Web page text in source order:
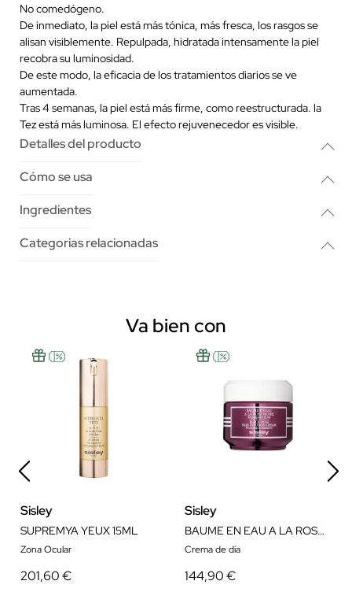
No comedógeno.
De inmediato, la piel está más tónica, más fresca, los rasgos se
alisan visiblemente. Repulpada, hidratada intensamente la piel
recobra su luminosidad.
De este modo, la eficacia de los tratamientos diarios se ve
aumentada.
Tras 4 semanas, la piel está más firme, como reestructurada. la
Tez está más luminosa. El efecto rejuvenecedor es visible.
Detalles del producto
Cómo se usa
Ingredientes
Categorias relacionadas
Va bien con
Sisley
SUPREMYA YEUX 15ML
Zona Ocular
201,60 €
Sisley
BAUME EN EAU A LA ROSE NOIRE 50ML
Crema de día
144,90 €